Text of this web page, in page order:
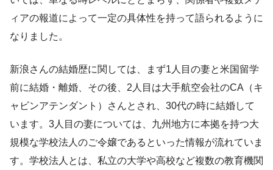
ィアの報道によって一定の具体性を持って語られるように
なりました。
新浪さんの結婚歴に関しては、まず1人目の妻と米国留学
前に結婚・離婚、その後、2人目は大手航空会社のCA（キ
ャビンアテンダント）さんとされ、30代の時に結婚して
います。3人目の妻については、九州地方に本拠を持つ大
規模な学校法人のご令嬢であるといった情報が流れていま
す。学校法人とは、私立の大学や高校など複数の教育機関